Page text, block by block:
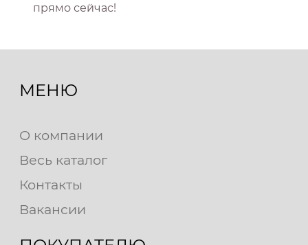
прямо сейчас!
МЕНЮ
О компании
Весь каталог
Контакты
Вакансии